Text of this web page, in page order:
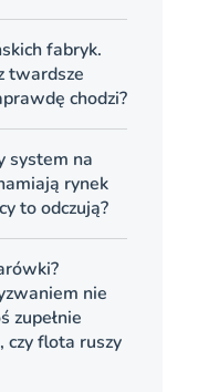
fabryk.
twardsze
chodzi?
system na
rynek
to odczują?
nie
zupełnie
czy flota ruszy